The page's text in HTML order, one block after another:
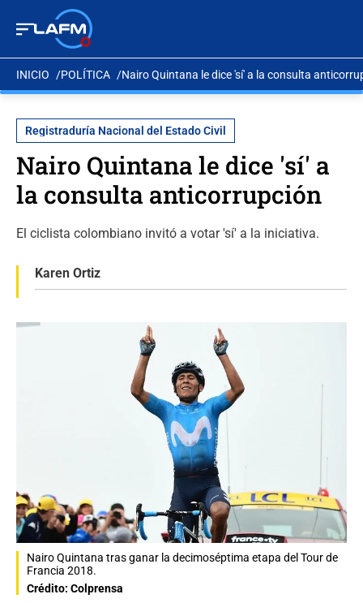
INICIO POLÍTICA Nairo Quintana le dice 'sí' a la consulta
Registraduría Nacional del Estado Civil
Nairo Quintana le dice 'sí' a
la consulta anticorrupción
El ciclista colombiano invitó a votar 'sí' a la iniciativa.
Karen Ortiz
Nairo Quintana tras ganar la decimoséptima etapa del Tour de
Francia 2018.
Crédito: Colprensa